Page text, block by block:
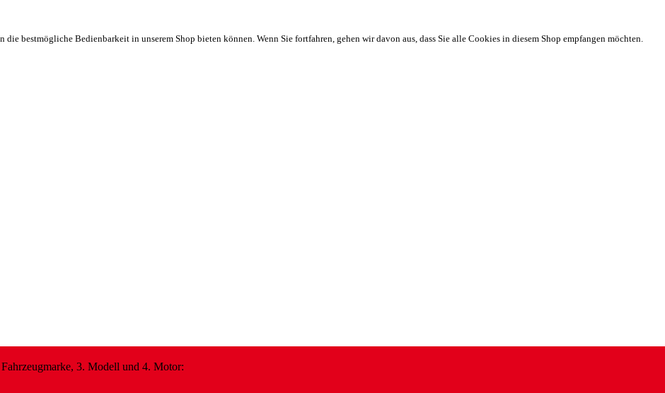
bestmögliche Bedienbarkeit in unserem Shop bieten können. Wenn Sie fortfahren, gehen wir davon aus, dass Sie alle Cookies in diesem Shop empfangen möchten.
3. Modell und 4. Motor: